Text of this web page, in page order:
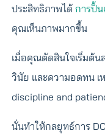
ประสิทธิภาพได้ การปั้น
คุณเห็นภาพมากขึ้น
เมื่อคุณตัดสินใจเริ่มต้น
วินัย และความอดทน เ
discipline and
นั่นทำให้กลยุทธ์การ